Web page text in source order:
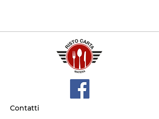
Contatti